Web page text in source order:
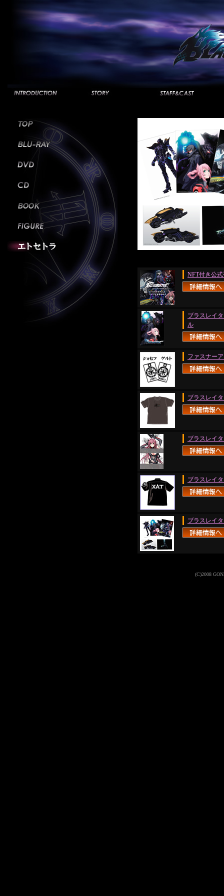
NFT付き公
ブラスレイ
ル
ファスナー
ブラスレイ
ブラスレイ
ブラスレイ
ブラスレイ
(C)2008